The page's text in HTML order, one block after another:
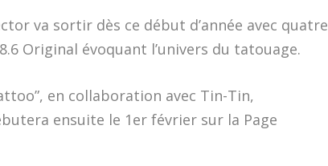
va sortir dès ce début d’année avec quatre
Original évoquant l’univers du tatouage.
en collaboration avec Tin-Tin,
ensuite le 1er février sur la Page